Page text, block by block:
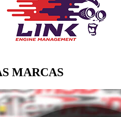
MARCAS